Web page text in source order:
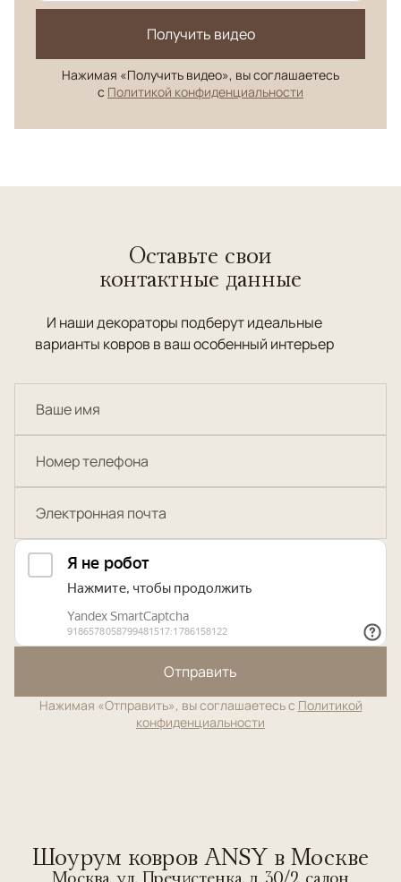
Получить видео
Нажимая «Получить видео», вы соглашаетесь
с Политикой конфиденциальности
Оставьте свои
контактные данные
И наши декораторы подберут идеальные
варианты ковров в ваш особенный интерьер
Отправить
Нажимая «Отправить», вы соглашаетесь с Политикой
конфиденциальности
Шоурум ковров ANSY в Москве
Москва, ул. Пречистенка, д. 30/2, салон